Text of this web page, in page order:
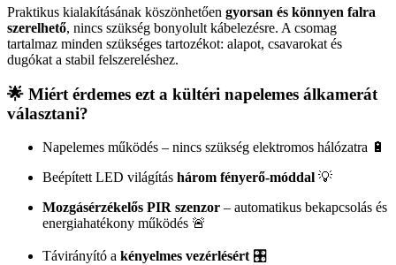
Praktikus kialakításának köszönhetően gyorsan és könnyen falra
szerelhető, nincs szükség bonyolult kábelezésre. A csomag
tartalmaz minden szükséges tartozékot: alapot, csavarokat és
dugókat a stabil felszereléshez.
🌟 Miért érdemes ezt a kültéri napelemes álkamerát
választani?
Napelemes működés – nincs szükség elektromos hálózatra 🔋
Beépített LED világítás három fényerő-móddal 💡
Mozgásérzékelős PIR szenzor – automatikus bekapcsolás és
energiahatékony működés 🚨
Távirányító a kényelmes vezérlésért 🎛️